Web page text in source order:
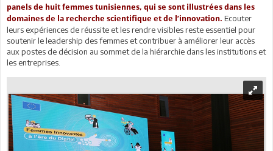
panels de huit femmes tunisiennes, qui se sont illustrées dans les
domaines de la recherche scientifique et de l’innovation. Ecouter
leurs expériences de réussite et les rendre visibles reste essentiel pour
soutenir le leadership des femmes et contribuer à améliorer leur accès
aux postes de décision au sommet de la hiérarchie dans les institutions et
les entreprises.